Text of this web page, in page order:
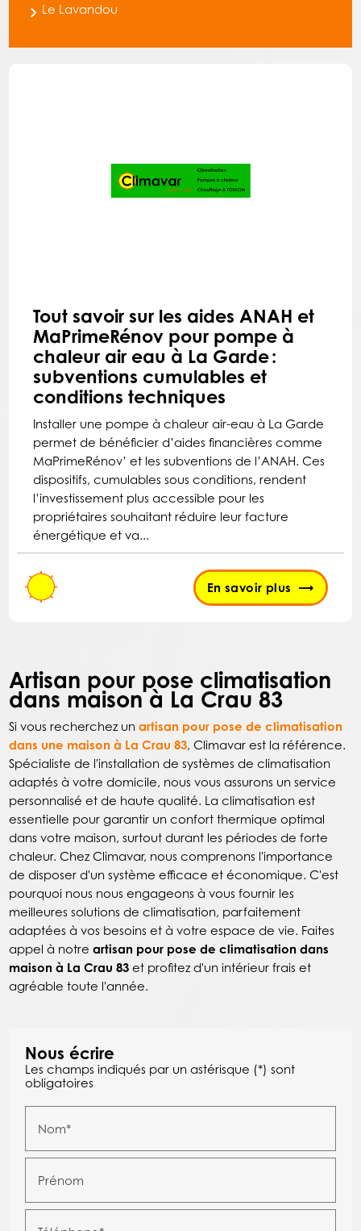
Le Lavandou
Tout savoir sur les aides ANAH et
MaPrimeRénov pour pompe à
chaleur air eau à La Garde :
subventions cumulables et
conditions techniques
Installer une pompe à chaleur air-eau à La Garde
permet de bénéficier d’aides financières comme
MaPrimeRénov’ et les subventions de l’ANAH. Ces
dispositifs, cumulables sous conditions, rendent
l’investissement plus accessible pour les
propriétaires souhaitant réduire leur facture
énergétique et va...
En savoir plus
Artisan pour pose climatisation
dans maison à La Crau 83
Si vous recherchez unartisan pour pose de climatisation
dans une maison à La Crau 83, Climavar est la référence.
Spécialiste de l'installation de systèmes de climatisation
adaptés à votre domicile, nous vous assurons un service
personnalisé et de haute qualité. La climatisation est
essentielle pour garantir un confort thermique optimal
dans votre maison, surtout durant les périodes de forte
chaleur. Chez Climavar, nous comprenons l'importance
de disposer d'un système efficace et économique. C'est
pourquoi nous nous engageons à vous fournir les
meilleures solutions de climatisation, parfaitement
adaptées à vos besoins et à votre espace de vie. Faites
appel à notreartisan pour pose de climatisation dans
maison à La Crau 83 et profitez d'un intérieur frais et
agréable toute l'année.
Nous écrire
Les champs indiqués par un astérisque (*) sont
obligatoires
Nom*
Prénom